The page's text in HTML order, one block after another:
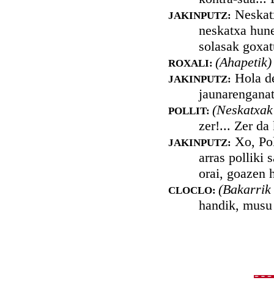
JAKINPUTZ:
neskatxa
solasak
ROXALI:
JAKINPUTZ: Hola
POLLIT:
zer!... Zer da
JAKINPUTZ: Xo,
arras polliki
orai, goazen
CLOCLO:
handik,